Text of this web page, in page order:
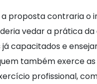
a proposta contraria o
vedar a prática
capacitados e
também exerce
profissional,